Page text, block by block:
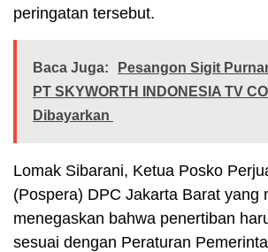
peringatan tersebut.
Baca Juga:
Pesangon Sigit
PT SKYWORTH INDONESIA TV
Dibayarkan
Lomak Sibarani, Ketua Posko
(Pospera) DPC Jakarta Barat yang
menegaskan bahwa penertiban
sesuai dengan Peraturan